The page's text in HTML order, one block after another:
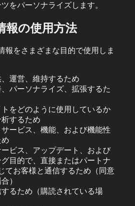
をパーソナライズします。
報の使用方法
報をさまざまな目的で使用しま
運営、維持するため
パーソナライズ、拡張するた
をどのように使用しているか
するため
ービス、機能、および機能性
ビス、アップデート、および
目的で、直接またはパートナ
てお客様と通信するため（同意
）
するため（購読されている場